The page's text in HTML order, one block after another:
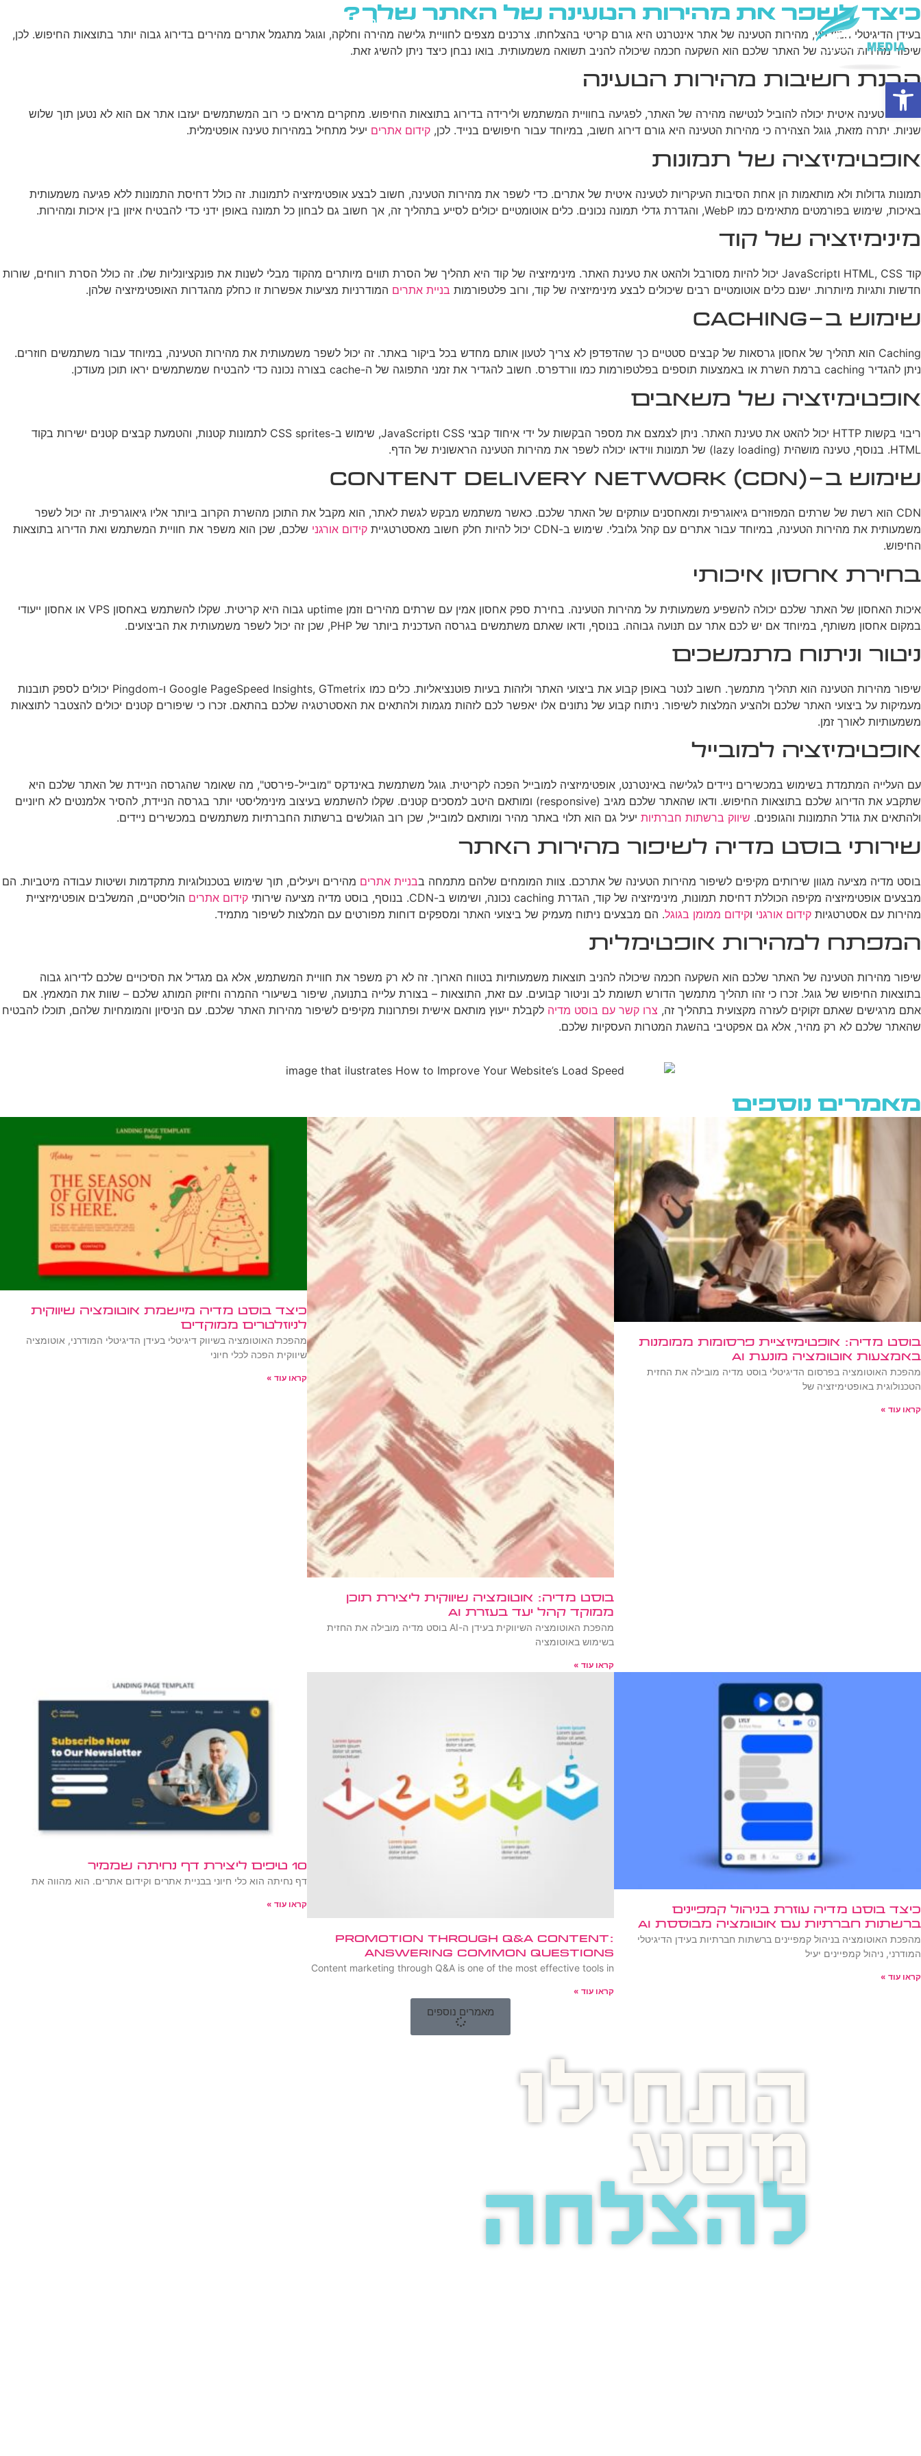
פתח סרגל נגישות
בית מי אנחנו פרסום בגוגל רשתות חברתיות בניית אתרים
כיצד לשפר את מהירות הטעינה של האתר שלך?
בעידן הדיגיטלי המודרני, מהירות הטעינה של אתר אינטרנט היא גורם קריטי בהצלחתו. צרכנים מצפים לחוויית גלישה מהירה וחלקה, וגוגל מתגמל אתרים מהירים בדירוג גבוה יותר בתוצאות החיפוש. לכן,
שיפור מהירות הטעינה של האתר שלכם הוא השקעה חכמה שיכולה להניב תשואה משמעותית. בואו נבחן כיצד ניתן להשיג זאת.
הבנת חשיבות מהירות הטעינה
מהירות טעינה איטית יכולה להוביל לנטישה מהירה של האתר, לפגיעה בחוויית המשתמש ולירידה בדירוג בתוצאות החיפוש. מחקרים מראים כי רוב המשתמשים יעזבו אתר אם הוא לא נטען תוך שלוש
שניות. יתרה מזאת, גוגל הצהירה כי מהירות הטעינה היא גורם דירוג חשוב, במיוחד עבור חיפושים בנייד. לכן, קידום אתרים יעיל מתחיל במהירות טעינה אופטימלית.
אופטימיזציה של תמונות
תמונות גדולות ולא מותאמות הן אחת הסיבות העיקריות לטעינה איטית של אתרים. כדי לשפר את מהירות הטעינה, חשוב לבצע אופטימיזציה לתמונות. זה כולל דחיסת התמונות ללא פגיעה משמעותית
באיכות, שימוש בפורמטים מתאימים כמו WebP, והגדרת גדלי תמונה נכונים. כלים אוטומטיים יכולים לסייע בתהליך זה, אך חשוב גם לבחון כל תמונה באופן ידני כדי להבטיח איזון בין איכות ומהירות.
מינימיזציה של קוד
קוד HTML, CSS וJavaScript יכול להיות מסורבל ולהאט את טעינת האתר. מינימיזציה של קוד היא תהליך של הסרת תווים מיותרים מהקוד מבלי לשנות את פונקציונליות שלו. זה כולל הסרת רווחים, שורות
חדשות ותגיות מיותרות. ישנם כלים אוטומטיים רבים שיכולים לבצע מינימיזציה של קוד, ורוב פלטפורמות בניית אתרים המודרניות מציעות אפשרות זו כחלק מהגדרות האופטימיזציה שלהן.
שימוש ב-Caching
Caching הוא תהליך של אחסון גרסאות של קבצים סטטיים כך שהדפדפן לא צריך לטעון אותם מחדש בכל ביקור באתר. זה יכול לשפר משמעותית את מהירות הטעינה, במיוחד עבור משתמשים חוזרים.
ניתן להגדיר caching ברמת השרת או באמצעות תוספים בפלטפורמות כמו וורדפרס. חשוב להגדיר את זמני התפוגה של ה-cache בצורה נכונה כדי להבטיח שמשתמשים יראו תוכן מעודכן.
אופטימיזציה של משאבים
ריבוי בקשות HTTP יכול להאט את טעינת האתר. ניתן לצמצם את מספר הבקשות על ידי איחוד קבצי CSS וJavaScript, שימוש ב-CSS sprites לתמונות קטנות, והטמעת קבצים קטנים ישירות בקוד
HTML. בנוסף, טעינה מושהית (lazy loading) של תמונות ווידאו יכולה לשפר את מהירות הטעינה הראשונית של הדף.
שימוש ב-Content Delivery Network (CDN)
CDN הוא רשת של שרתים המפוזרים גיאוגרפית ומאחסנים עותקים של האתר שלכם. כאשר משתמש מבקש לגשת לאתר, הוא מקבל את התוכן מהשרת הקרוב ביותר אליו גיאוגרפית. זה יכול לשפר
משמעותית את מהירות הטעינה, במיוחד עבור אתרים עם קהל גלובלי. שימוש ב-CDN יכול להיות חלק חשוב מאסטרטגיית
קידום אורגני שלכם, שכן הוא משפר את חוויית המשתמש ואת הדירוג בתוצאות
החיפוש.
בחירת אחסון איכותי
איכות האחסון של האתר שלכם יכולה להשפיע משמעותית על מהירות הטעינה. בחירת ספק אחסון אמין עם שרתים מהירים וזמן uptime גבוה היא קריטית. שקלו להשתמש באחסון VPS או אחסון ייעודי
במקום אחסון משותף, במיוחד אם יש לכם אתר עם תנועה גבוהה. בנוסף, ודאו שאתם משתמשים בגרסה העדכנית ביותר של PHP, שכן זה יכול לשפר משמעותית את הביצועים.
ניטור וניתוח מתמשכים
שיפור מהירות הטעינה הוא תהליך מתמשך. חשוב לנטר באופן קבוע את ביצועי האתר ולזהות בעיות פוטנציאליות. כלים כמו Google PageSpeed Insights, GTmetrix ו-Pingdom יכולים לספק תובנות
מעמיקות על ביצועי האתר שלכם ולהציע המלצות לשיפור. ניתוח קבוע של נתונים אלו יאפשר לכם לזהות מגמות ולהתאים את האסטרטגיה שלכם בהתאם. זכרו כי שיפורים קטנים יכולים להצטבר לתוצאות
משמעותיות לאורך זמן.
אופטימיזציה למובייל
עם העלייה המתמדת בשימוש במכשירים ניידים לגלישה באינטרנט, אופטימיזציה למובייל הפכה לקריטית. גוגל משתמשת באינדקס "מובייל-פירסט", מה שאומר שהגרסה הניידת של האתר שלכם היא
שתקבע את הדירוג שלכם בתוצאות החיפוש. ודאו שהאתר שלכם מגיב (responsive) ומותאם היטב למסכים קטנים. שקלו להשתמש בעיצוב מינימליסטי יותר בגרסה הניידת, להסיר אלמנטים לא חיוניים
ולהתאים את גודל התמונות והגופנים. שיווק ברשתות חברתיות יעיל גם הוא תלוי באתר מהיר ומותאם למובייל, שכן רוב הגולשים ברשתות החברתיות משתמשים במכשירים ניידים.
שירותי בוסט מדיה לשיפור מהירות האתר
בוסט מדיה מציעה מגוון שירותים מקיפים לשיפור מהירות הטעינה של אתרכם. צוות המומחים שלהם מתמחה בבניית אתרים מהירים ויעילים, תוך שימוש בטכנולוגיות מתקדמות ושיטות עבודה מיטביות. הם
מבצעים אופטימיזציה מקיפה הכוללת דחיסת תמונות, מינימיזציה של קוד, הגדרת caching נכונה, ושימוש ב-CDN. בנוסף, בוסט מדיה מציעה שירותי
קידום אתרים הוליסטיים, המשלבים אופטימיזציית
מהירות עם אסטרטגיות קידום אורגני וקידום ממומן בגוגל. הם מבצעים ניתוח מעמיק של ביצועי האתר ומספקים דוחות מפורטים עם המלצות לשיפור מתמיד.
המפתח למהירות אופטימלית
שיפור מהירות הטעינה של האתר שלכם הוא השקעה חכמה שיכולה להניב תוצאות משמעותיות בטווח הארוך. זה לא רק משפר את חוויית המשתמש, אלא גם מגדיל את הסיכויים שלכם לדירוג גבוה
בתוצאות החיפוש של גוגל. זכרו כי זהו תהליך מתמשך הדורש תשומת לב וניטור קבועים. עם זאת, התוצאות – בצורת עלייה בתנועה, שיפור בשיעורי ההמרה וחיזוק המותג שלכם – שוות את המאמץ. אם
אתם מרגישים שאתם זקוקים לעזרה מקצועית בתהליך זה, צרו קשר עם בוסט מדיה לקבלת ייעוץ מותאם אישית ופתרונות מקיפים לשיפור מהירות האתר שלכם. עם הניסיון והמומחיות שלהם, תוכלו להבטיח
שהאתר שלכם לא רק מהיר, אלא גם אפקטיבי בהשגת המטרות העסקיות שלכם.
מאמרים נוספים
בוסט מדיה: אופטימיזציית פרסומות ממומנות
באמצעות אוטומציה מונעת AI
מהפכת האוטומציה בפרסום הדיגיטלי בוסט מדיה מובילה את החזית
הטכנולוגית באופטימיזציה של
קראו עוד »
בוסט מדיה: אוטומציה שיווקית ליצירת תוכן
ממוקד קהל יעד בעזרת AI
מהפכת האוטומציה השיווקית בעידן ה-AI בוסט מדיה מובילה את החזית
בשימוש באוטומציה
קראו עוד »
כיצד בוסט מדיה מיישמת אוטומציה שיווקית
לניוזלטרים ממוקדים
מהפכת האוטומציה בשיווק דיגיטלי בעידן הדיגיטלי המודרני, אוטומציה
שיווקית הפכה לכלי חיוני
קראו עוד »
כיצד בוסט מדיה עוזרת בניהול קמפיינים
ברשתות חברתיות עם אוטומציה מבוססת AI
מהפכת האוטומציה בניהול קמפיינים ברשתות חברתיות בעידן הדיגיטלי
המודרני, ניהול קמפיינים יעיל
קראו עוד »
Promotion Through Q&A Content:
Answering Common Questions
Content marketing through Q&A is one of the most effective tools in
קראו עוד »
10 טיפים ליצירת דף נחיתה שממיר
דף נחיתה הוא כלי חיוני בבניית אתרים וקידום אתרים. הוא מהווה את
קראו עוד »
מאמרים נוספים
התחילו
מסע
להצלחה